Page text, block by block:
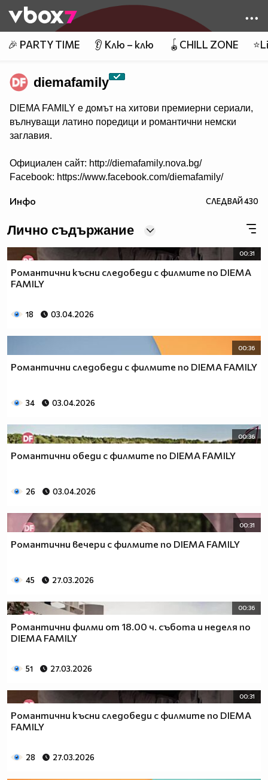
👾
🎉 PARTY TIME 👂 Клю – клю 🪀CHILL ZONE
diemafamily
DIEMA FAMILY e домът на хитови премиерни сериали,
вълнуващи латино поредици и романтични немски
заглавия.
Официален сайт: http://diemafamily.nova.bg/
Facebook: https://www.facebook.com/diemafamily/
Инфо СЛЕДВАЙ430
Лично съдържание
00:31
Романтични късни следобеди с филмите по DIEMA
FAMILY
18 03.04.2026
00:36
Романтични следобеди с филмите по DIEMA FAMILY
34 03.04.2026
00:36
Романтични обеди с филмите по DIEMA FAMILY
26 03.04.2026
00:31
Романтични вечери с филмите по DIEMA FAMILY
45 27.03.2026
00:36
Романтични филми от 18.00 ч. събота и неделя по
DIEMA FAMILY
51 27.03.2026
00:31
Романтични късни следобеди с филмите по DIEMA
FAMILY
28 27.03.2026